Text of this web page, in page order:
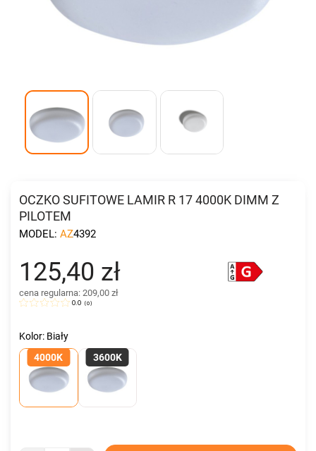
OCZKO SUFITOWE LAMIR R 17 4000K DIMM Z
PILOTEM
MODEL: AZ4392
125,40 zł
cena regularna: 209,00 zł
0.0 (0)
Kolor: Biały
4000K
3600K